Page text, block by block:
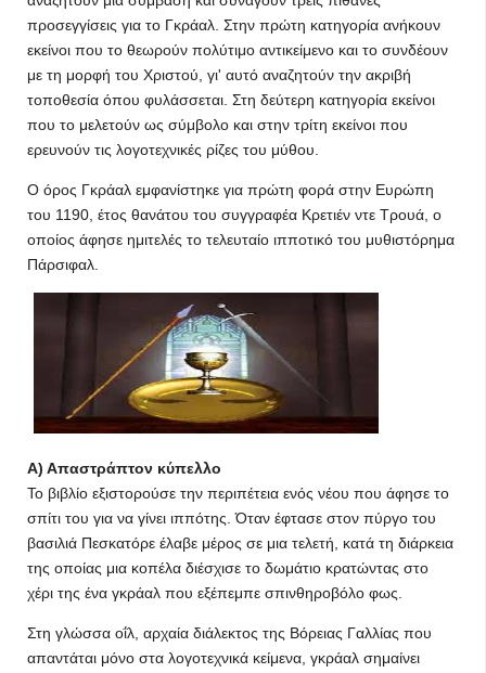
προσεγγίσεις για το Γκράαλ. Στην πρώτη κατηγορία ανήκουν
εκείνοι που το θεωρούν πολύτιμο αντικείμενο και το συνδέουν
με τη μορφή του Χριστού, γι' αυτό αναζητούν την ακριβή
τοποθεσία όπου φυλάσσεται. Στη δεύτερη κατηγορία εκείνοι
που το μελετούν ως σύμβολο και στην τρίτη εκείνοι που
ερευνούν τις λογοτεχνικές ρίζες του μύθου.
Ο όρος Γκράαλ εμφανίστηκε για πρώτη φορά στην Ευρώπη
του 1190, έτος θανάτου του συγγραφέα Κρετιέν ντε Τρουά, ο
οποίος άφησε ημιτελές το τελευταίο ιπποτικό του μυθιστόρημα
Πάρσιφαλ.
Α) Απαστράπτον κύπελλο
Το βιβλίο εξιστορούσε την περιπέτεια ενός νέου που άφησε το
σπίτι του για να γίνει ιππότης. Όταν έφτασε στον πύργο του
βασιλιά Πεσκατόρε έλαβε μέρος σε μια τελετή, κατά τη διάρκεια
της οποίας μια κοπέλα διέσχισε το δωμάτιο κρατώντας στο
χέρι της ένα γκράαλ που εξέπεμπε σπινθηροβόλο φως.
Στη γλώσσα οΐλ, αρχαία διάλεκτος της Βόρειας Γαλλίας που
απαντάται μόνο στα λογοτεχνικά κείμενα, γκράαλ σημαίνει